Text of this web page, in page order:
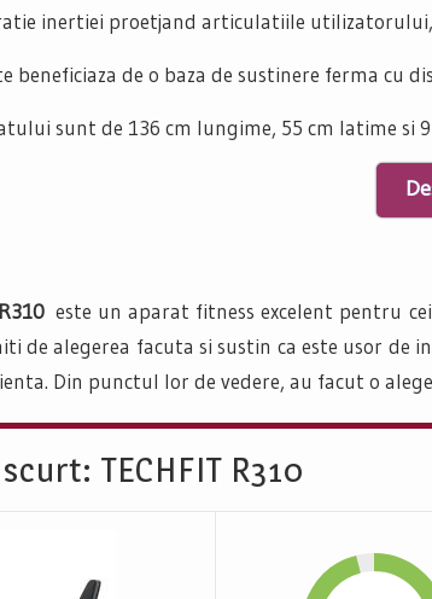
inertiei proetjand articulatiile
beneficiaza de o baza de sustinere ferma cu
sunt de 136 cm lungime, 55 cm latime si
este un aparat fitness excelent pentru
de alegerea facuta si sustin ca este usor de
Din punctul lor de vedere, au facut o
TECHFIT R310